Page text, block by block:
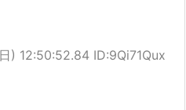
) 12:50:52.84 ID:9Qi71Qux